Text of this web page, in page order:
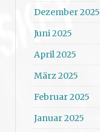
Dezember 2025
Juni 2025
April 2025
März 2025
Februar 2025
Januar 2025